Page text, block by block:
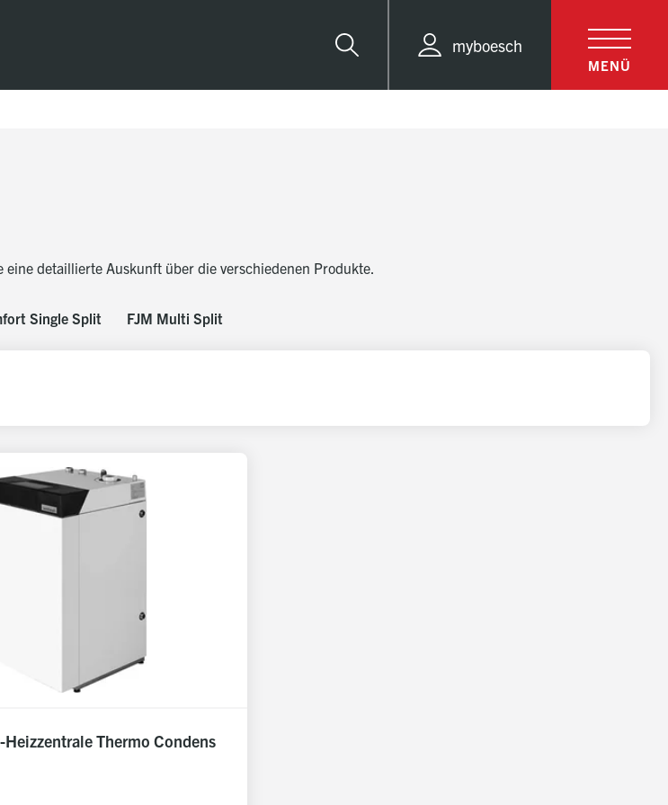
Suche
myboesch
MENÜ
eine detaillierte Auskunft über die verschiedenen Produkte.
Single Split FJM Multi Split
Thermo Condens